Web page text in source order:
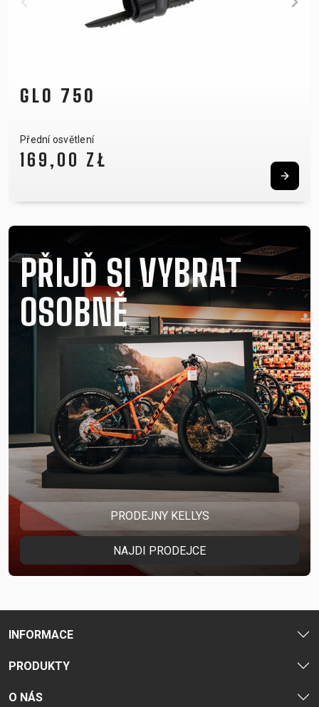
GLO 750
Přední osvětlení
169,00 ZŁ
PŘIJĎ SI VYBRAT
OSOBNĚ
PRODEJNY KELLYS
NAJDI PRODEJCE
INFORMACE
PRODUKTY
O NÁS